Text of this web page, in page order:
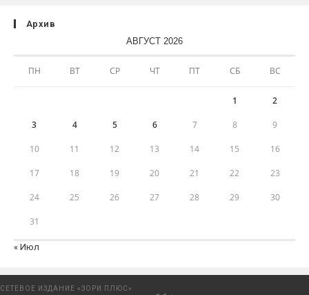
Архив
АВГУСТ 2026
ПН ВТ СР ЧТ ПТ СБ ВС
1 2
3 4 5 6 7 8 9
10 11 12 13 14 15 16
17 18 19 20 21 22 23
24 25 26 27 28 29 30
31
« Июл
СЕТЕВОЕ ИЗДАНИЕ «ЗОРИ ПЛЮС»